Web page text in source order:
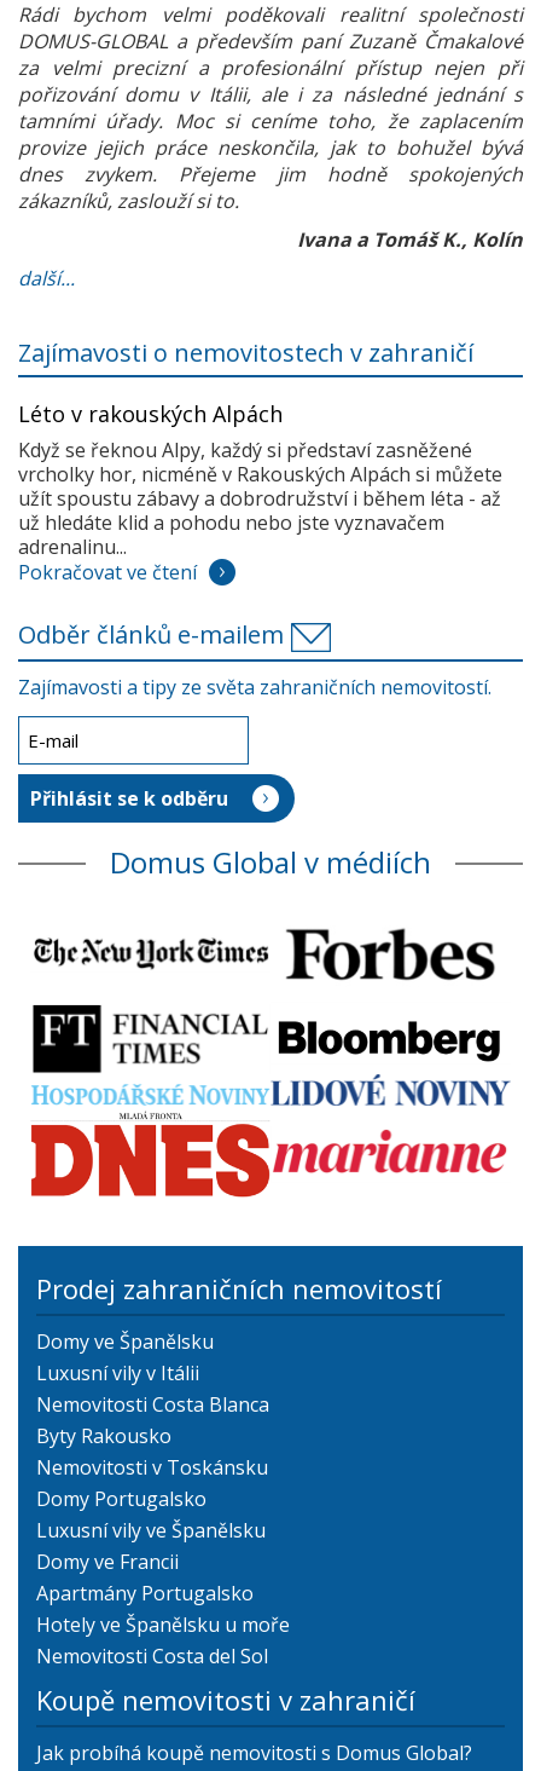
Rádi bychom velmi poděkovali realitní společnosti
DOMUS-GLOBAL a především paní Zuzaně Čmakalové
za velmi precizní a profesionální přístup nejen při
pořizování domu v Itálii, ale i za následné jednání s
tamními úřady. Moc si ceníme toho, že zaplacením
provize jejich práce neskončila, jak to bohužel bývá
dnes zvykem. Přejeme jim hodně spokojených
zákazníků, zaslouží si to.
Ivana a Tomáš K., Kolín
další...
Zajímavosti o nemovitostech v zahraničí
Léto v rakouských Alpách
Když se řeknou Alpy, každý si představí zasněžené
vrcholky hor, nicméně v Rakouských Alpách si můžete
užít spoustu zábavy a dobrodružství i během léta - až
už hledáte klid a pohodu nebo jste vyznavačem
adrenalinu...
Pokračovat ve čtení
Odběr článků e-mailem
Zajímavosti a tipy ze světa zahraničních nemovitostí.
Domus Global v médiích
Prodej zahraničních nemovitostí
Domy ve Španělsku
Luxusní vily v Itálii
Nemovitosti Costa Blanca
Byty Rakousko
Nemovitosti v Toskánsku
Domy Portugalsko
Luxusní vily ve Španělsku
Domy ve Francii
Apartmány Portugalsko
Hotely ve Španělsku u moře
Nemovitosti Costa del Sol
Koupě nemovitosti v zahraničí
Jak probíhá koupě nemovitosti s Domus Global?